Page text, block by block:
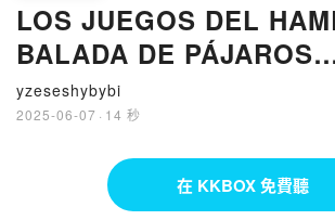
LOS JUEGOS DEL
BALADA DE PÁJAROS
CANTORES Y
(EDICIÓN ESPECIAL)
yzeseshybybi
2025-06-07 · 14 秒
在 KKBOX 免費聽